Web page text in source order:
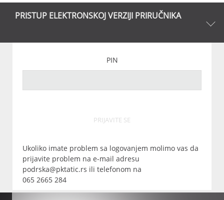
PRISTUP ELEKTRONSKOJ VERZIJI PRIRUČNIKA
PIN
PRIJAVITE SE
Ukoliko imate problem sa logovanjem molimo vas da
prijavite problem na e-mail adresu
podrska@pktatic.rs ili telefonom na
065 2665 284